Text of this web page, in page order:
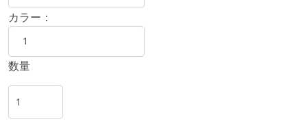
カラー：
数量